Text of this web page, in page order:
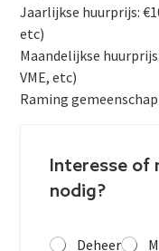
Jaarlijkse huurprijs:
etc)
Maandelijkse
VME, etc)
Raming
Interesse of
nodig?
Deheer